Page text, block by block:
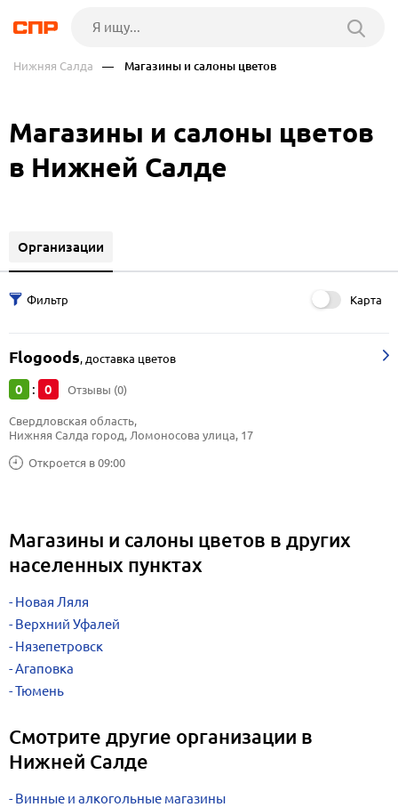
Нижняя Салда — Магазины и салоны цветов
Магазины и салоны цветов
в Нижней Салде
Организации
Карта
Flogoods, доставка цветов
0 : 0 Отзывы (0)
Откроется в 09:00
Свердловская область,
Нижняя Салда город, Ломоносова улица, 17
Магазины и салоны цветов в других
населенных пунктах
Новая Ляля
Верхний Уфалей
Нязепетровск
Агаповка
Тюмень
Смотрите другие организации в
Нижней Салде
Винные и алкогольные магазины